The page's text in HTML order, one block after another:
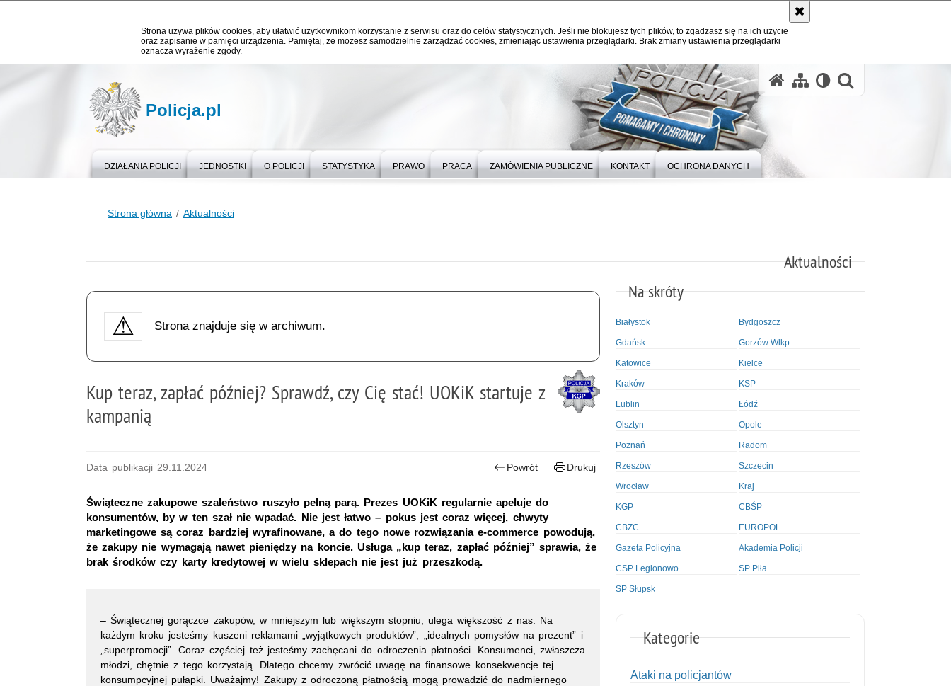
Strona używa plików cookies, aby ułatwić użytkownikom korzystanie z serwisu oraz do celów statystycznych. Jeśli nie blokujesz tych plików, to zgadzasz się na ich użycie
oraz zapisanie w pamięci urządzenia. Pamiętaj, że możesz samodzielnie zarządzać cookies, zmieniając ustawienia przeglądarki. Brak zmiany ustawienia przeglądarki
oznacza wyrażenie zgody.
Policja.pl
DZIAŁANIA POLICJI JEDNOSTKI O POLICJI STATYSTYKA PRAWO PRACA ZAMÓWIENIA PUBLICZNE KONTAKT OCHRONA DANYCH
Strona główna Aktualności
Aktualności
Strona znajduje się w archiwum.
Kup teraz, zapłać później? Sprawdź, czy Cię stać! UOKiK startuje z
kampanią
Data publikacji 29.11.2024 Powrót Drukuj
Świąteczne zakupowe szaleństwo ruszyło pełną parą. Prezes UOKiK regularnie apeluje do
konsumentów, by w ten szał nie wpadać. Nie jest łatwo – pokus jest coraz więcej, chwyty
marketingowe są coraz bardziej wyrafinowane, a do tego nowe rozwiązania e-commerce powodują,
że zakupy nie wymagają nawet pieniędzy na koncie. Usługa „kup teraz, zapłać później” sprawia, że
brak środków czy karty kredytowej w wielu sklepach nie jest już przeszkodą.
– Świątecznej gorączce zakupów, w mniejszym lub większym stopniu, ulega większość z nas. Na
każdym kroku jesteśmy kuszeni reklamami „wyjątkowych produktów”, „idealnych pomysłów na prezent” i
„superpromocji”. Coraz częściej też jesteśmy zachęcani do odroczenia płatności. Konsumenci, zwłaszcza
młodzi, chętnie z tego korzystają. Dlatego chcemy zwrócić uwagę na finansowe konsekwencje tej
konsumpcyjnej pułapki. Uważajmy! Zakupy z odroczoną płatnością mogą prowadzić do nadmiernego
Na skróty
Białystok Bydgoszcz
Gdańsk Gorzów Wlkp.
Katowice Kielce
Kraków KSP
Lublin Łódź
Olsztyn Opole
Poznań Radom
Rzeszów Szczecin
Wrocław Kraj
KGP CBŚP
CBZC EUROPOL
Gazeta Policyjna Akademia Policji
CSP Legionowo SP Piła
SP Słupsk
Kategorie
Ataki na policjantów